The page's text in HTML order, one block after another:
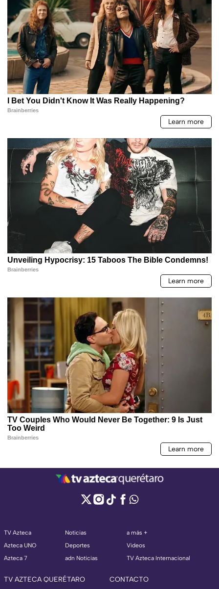
TV Azteca
Azteca UNO
Azteca 7
Noticias
Deportes
adn Noticias
a más +
Videos
TV Azteca Internacional
TV AZTECA QUERÉTARO CONTACTO